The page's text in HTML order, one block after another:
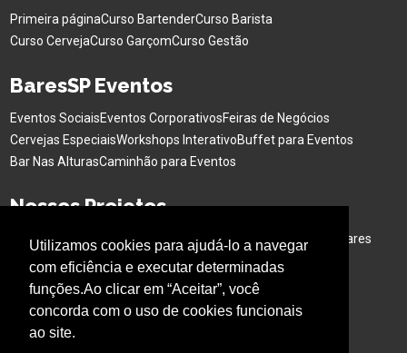
Utilizamos cookies para ajudá-lo a navegar
com eficiência e executar determinadas
funções.Ao clicar em “Aceitar”, você
concorda com o uso de cookies funcionais
ao site.
Primeira páginaCurso BartenderCurso Barista
Curso CervejaCurso GarçomCurso Gestão
BaresSP Eventos
Eventos SociaisEventos CorporativosFeiras de Negócios
Cervejas EspeciaisWorkshops InterativoBuffet para Eventos
Bar Nas AlturasCaminhão para Eventos
Nossos Projetos
Experiência Gastronômica Família no Parque Ativação em Bares
Acompanhe o BARESSP